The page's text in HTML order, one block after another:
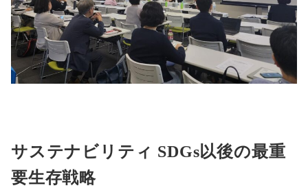
サステナビリティ SDGs以後の最重
要生存戦略